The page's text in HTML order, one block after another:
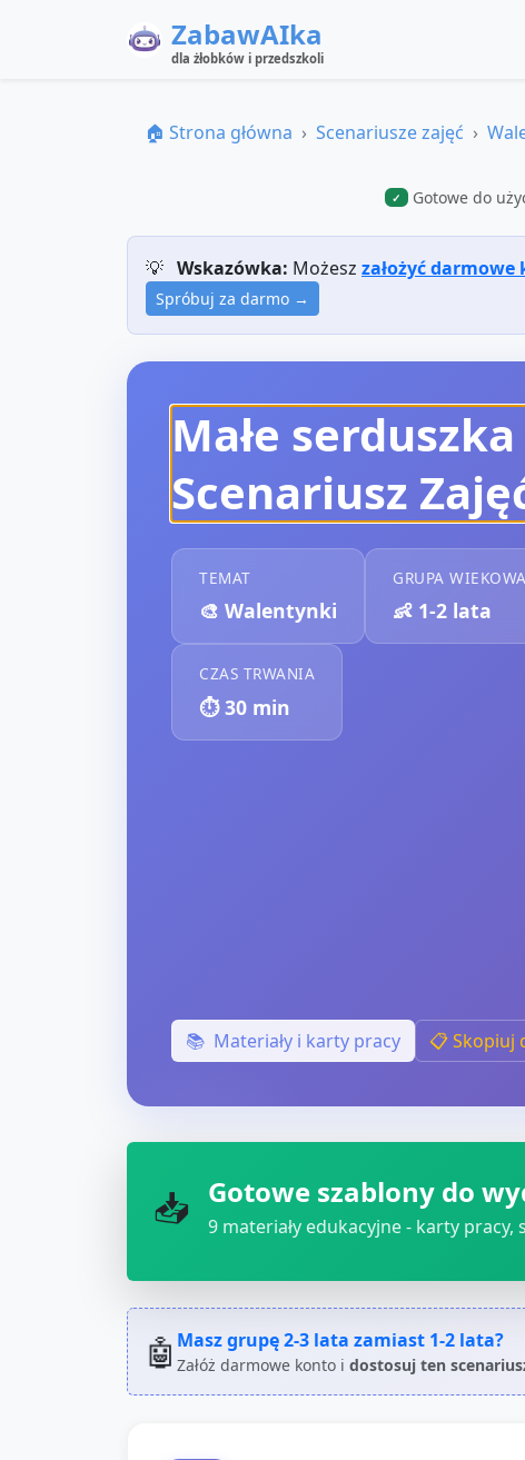
ZabawAIka
dla żłobków i przedszkoli
🏠 Strona główna Scenariusze zajęć
✓ Gotowe do
💡 Wskazówka: Możesz założyć darmowe
Spróbuj za darmo →
Małe
Scenariusz
TEMAT
🎨 Walentynki
GRUPA WIEKOWA
👶 1-2 lata
CZAS TRWANIA
⏱️30 min
📚 Materiały i karty pracy 📋 Skopiuj
📥 Gotowe szablony do
9 materiały edukacyjne - karty pracy,
🤖Masz grupę2-3 lata zamiast 1-2 lata?
Załóż darmowe konto i dostosuj ten